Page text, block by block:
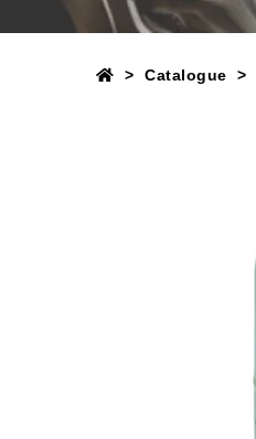
Catalogue